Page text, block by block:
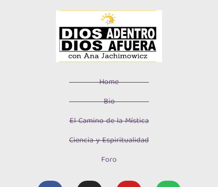
Home
Bio
El Camino de la Mística
Ciencia y Espiritualidad
Foro